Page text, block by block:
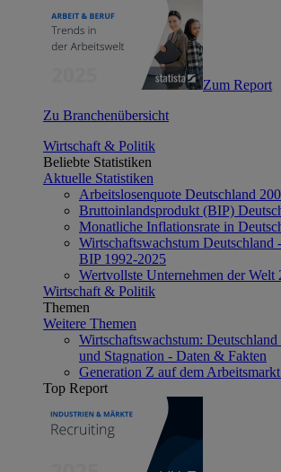
Zum Report
Zu Branchenübersicht
Wirtschaft & Politik
Beliebte Statistiken
Aktuelle Statistiken
Arbeitslosenquote Deutschland
Bruttoinlandsprodukt (BIP)
Monatliche Inflationsrate in
Wirtschaftswachstum Deutschland
BIP 1992-2025
Wertvollste Unternehmen der Welt
Wirtschaft & Politik
Themen
Weitere Themen
Wirtschaftswachstum:
und Stagnation - Daten & Fakten
Generation Z auf dem
Top Report